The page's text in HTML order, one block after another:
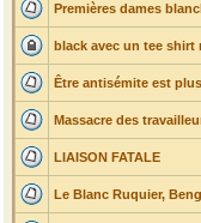
Premières dames
black avec un tee shirt
Être antisémite est
Massacre des
LIAISON FATALE
Le Blanc Ruquier,